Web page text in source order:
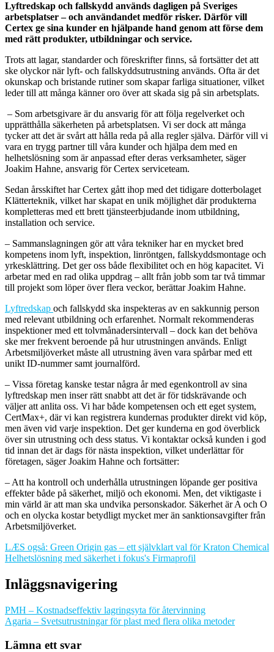
Lyftredskap och fallskydd används dagligen på Sveriges
arbetsplatser – och användandet medför risker. Därför vill
Certex ge sina kunder en hjälpande hand genom att förse dem
med rätt produkter, utbildningar och service.
Trots att lagar, standarder och föreskrifter finns, så fortsätter det att
ske olyckor när lyft- och fallskyddsutrustning används. Ofta är det
okunskap och bristande rutiner som skapar farliga situationer, vilket
leder till att många känner oro över att skada sig på sin arbetsplats.
– Som arbetsgivare är du ansvarig för att följa regelverket och
upprätthålla säkerheten på arbetsplatsen. Vi ser dock att många
tycker att det är svårt att hålla reda på alla regler själva. Därför vill vi
vara en trygg partner till våra kunder och hjälpa dem med en
helhetslösning som är anpassad efter deras verksamheter, säger
Joakim Hahne, ansvarig för Certex serviceteam.
Sedan årsskiftet har Certex gått ihop med det tidigare dotterbolaget
Klätterteknik, vilket har skapat en unik möjlighet där produkterna
kompletteras med ett brett tjänsteerbjudande inom utbildning,
installation och service.
– Sammanslagningen gör att våra tekniker har en mycket bred
kompetens inom lyft, inspektion, linröntgen, fallskyddsmontage och
yrkesklättring. Det ger oss både flexibilitet och en hög kapacitet. Vi
arbetar med en rad olika uppdrag – allt från jobb som tar två timmar
till projekt som löper över flera veckor, berättar Joakim Hahne.
Lyftredskap och fallskydd ska inspekteras av en sakkunnig person
med relevant utbildning och erfarenhet. Normalt rekommenderas
inspektioner med ett tolvmånadersintervall – dock kan det behöva
ske mer frekvent beroende på hur utrustningen används. Enligt
Arbetsmiljöverket måste all utrustning även vara spårbar med ett
unikt ID-nummer samt journalförd.
– Vissa företag kanske testar några år med egenkontroll av sina
lyftredskap men inser rätt snabbt att det är för tidskrävande och
väljer att anlita oss. Vi har både kompetensen och ett eget system,
CertMax+, där vi kan registrera kundernas produkter direkt vid köp,
men även vid varje inspektion. Det ger kunderna en god överblick
över sin utrustning och dess status. Vi kontaktar också kunden i god
tid innan det är dags för nästa inspektion, vilket underlättar för
företagen, säger Joakim Hahne och fortsätter:
– Att ha kontroll och underhålla utrustningen löpande ger positiva
effekter både på säkerhet, miljö och ekonomi. Men, det viktigaste i
min värld är att man ska undvika personskador. Säkerhet är A och O
och en olycka kostar betydligt mycket mer än sanktionsavgifter från
Arbetsmiljöverket.
LÆS også: Green Origin gas – ett självklart val för Kraton Chemical
Helhetslösning med säkerhet i fokus's Firmaprofil
Inläggsnavigering
PMH – Kostnadseffektiv lagringsyta för återvinning
Agaria – Svetsutrustningar för plast med flera olika metoder
Lämna ett svar